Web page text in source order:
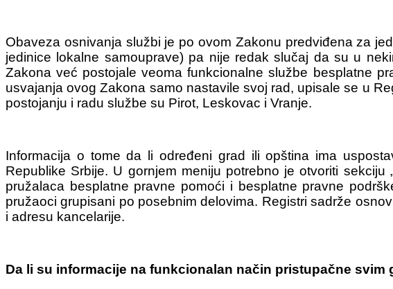
Obaveza osnivanja službi je po ovom Zakonu predviđena za
jedinice lokalne samouprave) pa nije redak slučaj da su u
Zakona već postojale veoma funkcionalne službe besplatne
usvajanja ovog Zakona samo nastavile svoj rad, upisale se u
postojanju i radu službe su Pirot, Leskovac i Vranje.
Informacija o tome da li određeni grad ili opština ima
Republike Srbije. U gornjem meniju potrebno je otvoriti
pružalaca besplatne pravne pomoći i besplatne pravne
pružaoci grupisani po posebnim delovima. Registri sadrže
i adresu kancelarije.
Da li su informacije na funkcionalan način pristupačne svim